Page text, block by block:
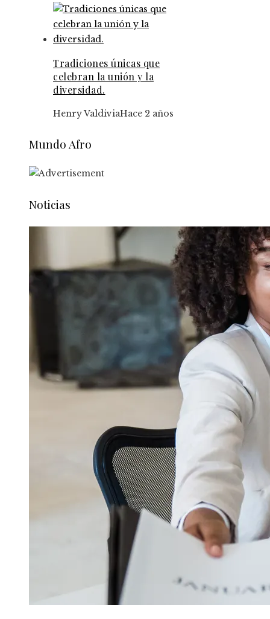
Tradiciones únicas que
celebran la unión y la
diversidad.
Henry ValdiviaHace 2 años
Mundo Afro
Noticias